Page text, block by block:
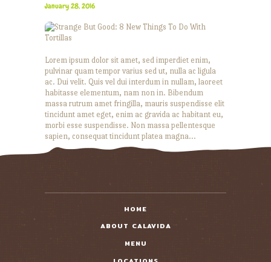
January 28, 2016
Lorem ipsum dolor sit amet, sed imperdiet enim,
pulvinar quam tempor varius sed ut, nulla ac ligula
ac. Dui velit. Quis vel dui interdum in nullam, laoreet
habitasse elementum, nam non in. Bibendum
massa rutrum amet fringilla, mauris suspendisse elit
tincidunt amet eget, enim ac gravida ac habitant eu,
morbi esse suspendisse. Non massa pellentesque
sapien, consequat tincidunt platea magna…
HOME
ABOUT CALAVIDA
MENU